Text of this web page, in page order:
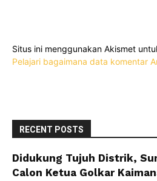
Situs ini menggunakan Akismet
Pelajari bagaimana data komentar
RECENT POSTS
Didukung Tujuh Distrik,
Calon Ketua Golkar